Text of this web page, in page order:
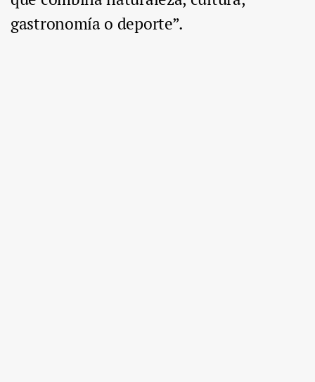
gastronomía o deporte”.